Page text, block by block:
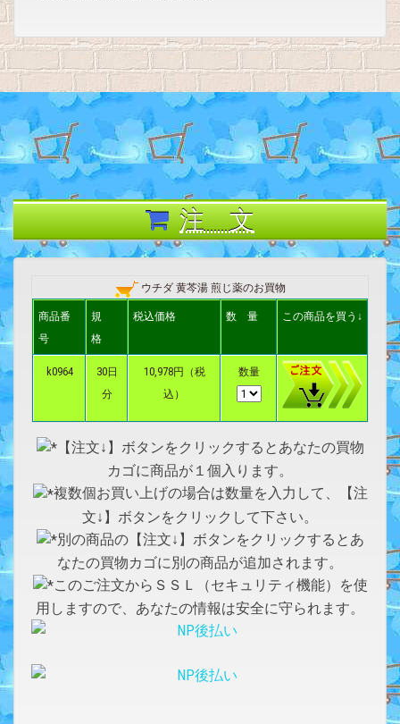
注 文
ウチダ 黄芩湯 煎じ薬のお買物
商品番
号
規
格
税込価格 数 量 この商品を買う↓
k0964
30日
分
10,978円（税
込）
数量
【注文↓】ボタンをクリックするとあなたの買物
カゴに商品が１個入ります。
複数個お買い上げの場合は数量を入力して、【注
文↓】ボタンをクリックして下さい。
別の商品の【注文↓】ボタンをクリックするとあ
なたの買物カゴに別の商品が追加されます。
このご注文からＳＳＬ（セキュリティ機能）を使
用しますので、あなたの情報は安全に守られます。